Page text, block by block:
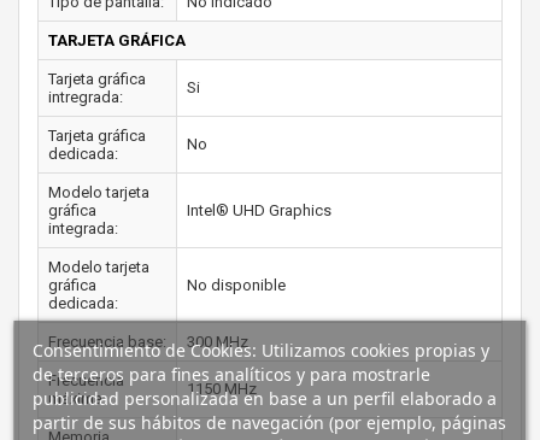
TARJETA GRÁFICA
Tarjeta gráfica
intregrada:
Si
Tarjeta gráfica
dedicada:
No
Modelo tarjeta
gráfica
integrada:
Intel® UHD Graphics
Modelo tarjeta
gráfica
dedicada:
No disponible
Frecuencia base: 300 MHz
Frecuencia
máxima:
1150 MHz
Consentimiento de Cookies: Utilizamos cookies propias y
de terceros para fines analíticos y para mostrarle
publicidad personalizada en base a un perfil elaborado a
partir de sus hábitos de navegación (por ejemplo, páginas